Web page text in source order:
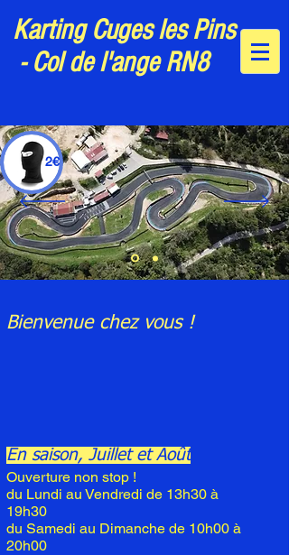
Karting Cuges les Pins
- Col de l'ange RN8
06.32.24.60.47
2€
Bienvenue chez vous !
En saison, Juillet et Août
Ouverture non stop !
du Lundi au Vendredi de 13h30 à
19h30
du Samedi au Dimanche de 10h00 à
20h00